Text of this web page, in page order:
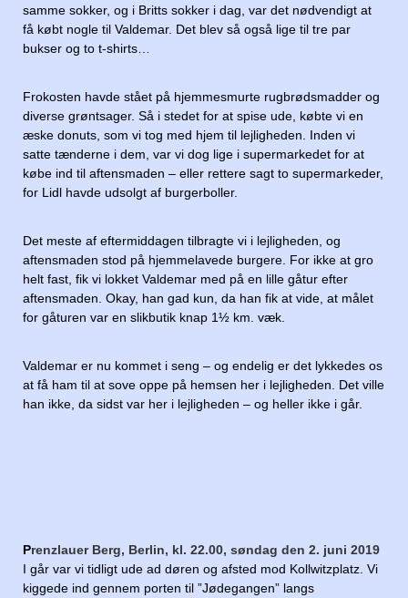
samme sokker, og i Britts sokker i dag, var det nødvendigt at
få købt nogle til Valdemar. Det blev så også lige til tre par
bukser og to t-shirts…
Frokosten havde stået på hjemmesmurte rugbrødsmadder og
diverse grøntsager. Så i stedet for at spise ude, købte vi en
æske donuts, som vi tog med hjem til lejligheden. Inden vi
satte tænderne i dem, var vi dog lige i supermarkedet for at
købe ind til aftensmaden – eller rettere sagt to supermarkeder,
for Lidl havde udsolgt af burgerboller.
Det meste af eftermiddagen tilbragte vi i lejligheden, og
aftensmaden stod på hjemmelavede burgere. For ikke at gro
helt fast, fik vi lokket Valdemar med på en lille gåtur efter
aftensmaden. Okay, han gad kun, da han fik at vide, at målet
for gåturen var en slikbutik knap 1½ km. væk.
Valdemar er nu kommet i seng – og endelig er det lykkedes os
at få ham til at sove oppe på hemsen her i lejligheden. Det ville
han ikke, da sidst var her i lejligheden – og heller ikke i går.
Prenzlauer Berg, Berlin, kl. 22.00, søndag den 2. juni 2019
I går var vi tidligt ude ad døren og afsted mod Kollwitzplatz. Vi
kiggede ind gennem porten til ”Jødegangen” langs